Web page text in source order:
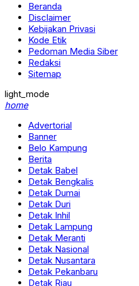
Beranda
Disclaimer
Kebijakan Privasi
Kode Etik
Pedoman Media Siber
Redaksi
Sitemap
light_mode
home
Advertorial
Banner
Belo Kampung
Berita
Detak Babel
Detak Bengkalis
Detak Dumai
Detak Duri
Detak Inhil
Detak Lampung
Detak Meranti
Detak Nasional
Detak Nusantara
Detak Pekanbaru
Detak Riau